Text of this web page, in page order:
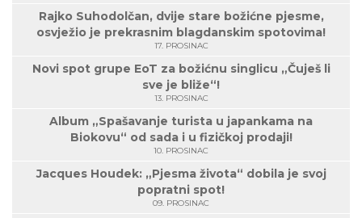
Rajko Suhodolčan, dvije stare božićne pjesme,
osvježio je prekrasnim blagdanskim spotovima!
17. PROSINAC
Novi spot grupe EoT za božićnu singlicu „Čuješ li
sve je bliže“!
13. PROSINAC
Album „Spašavanje turista u japankama na
Biokovu“ od sada i u fizičkoj prodaji!
10. PROSINAC
Jacques Houdek: „Pjesma života“ dobila je svoj
popratni spot!
09. PROSINAC